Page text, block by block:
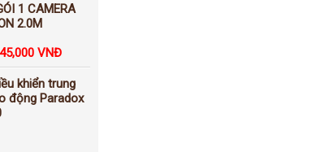
1 CAMERA
2.0M
VNĐ
khiển trung
động Paradox